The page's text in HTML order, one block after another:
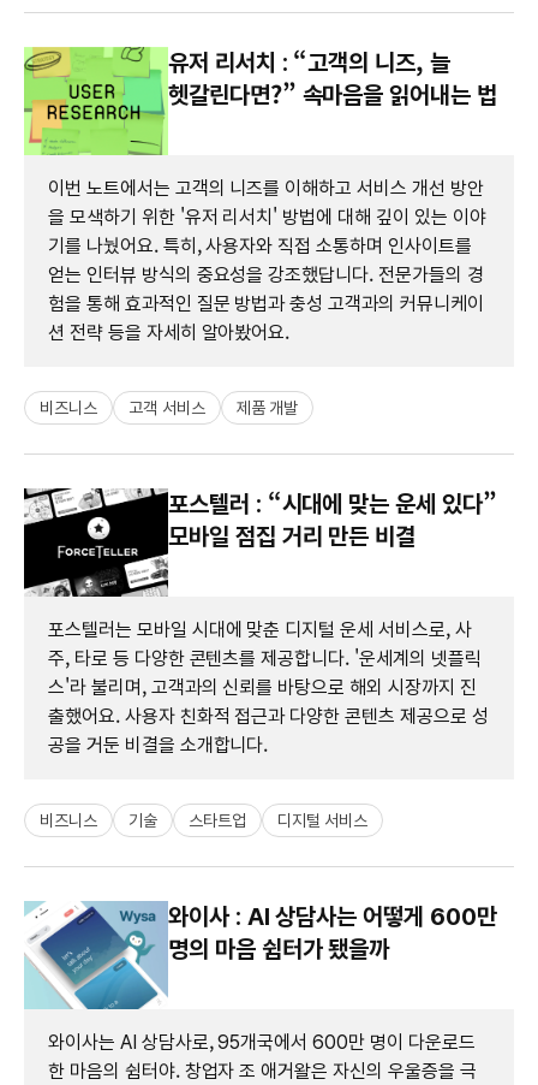
유저 리서치 : “고객의 니즈, 늘
헷갈린다면?” 속마음을 읽어내는 법
이번 노트에서는 고객의 니즈를 이해하고 서비스 개선 방안
을 모색하기 위한 '유저 리서치' 방법에 대해 깊이 있는 이야
기를 나눴어요. 특히, 사용자와 직접 소통하며 인사이트를
얻는 인터뷰 방식의 중요성을 강조했답니다. 전문가들의 경
험을 통해 효과적인 질문 방법과 충성 고객과의 커뮤니케이
션 전략 등을 자세히 알아봤어요.
비즈니스 고객 서비스 제품 개발
포스텔러 : “시대에 맞는 운세 있다”
모바일 점집 거리 만든 비결
포스텔러는 모바일 시대에 맞춘 디지털 운세 서비스로, 사
주, 타로 등 다양한 콘텐츠를 제공합니다. '운세계의 넷플릭
스'라 불리며, 고객과의 신뢰를 바탕으로 해외 시장까지 진
출했어요. 사용자 친화적 접근과 다양한 콘텐츠 제공으로 성
공을 거둔 비결을 소개합니다.
비즈니스 기술 스타트업 디지털 서비스
와이사 : AI 상담사는 어떻게 600만
명의 마음 쉼터가 됐을까
와이사는 AI 상담사로, 95개국에서 600만 명이 다운로드
한 마음의 쉼터야. 창업자 조 애거왈은 자신의 우울증을 극